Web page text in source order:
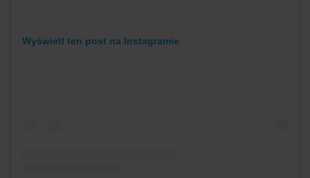
Wyświetl ten post na Instagramie